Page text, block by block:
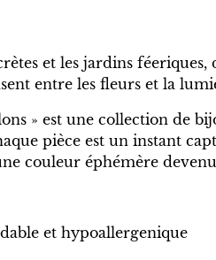
et les jardins féeriques,
entre les fleurs et la
» est une collection de
pièce est un instant
couleur éphémère
et hypoallergenique